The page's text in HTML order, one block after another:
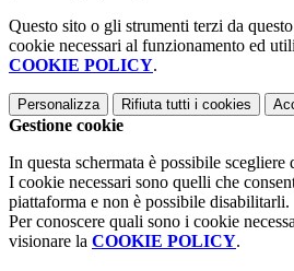
Questo sito o gli strumenti terzi da
cookie necessari al funzionamento ed
COOKIE POLICY.
Personalizza Rifiuta tutti i cookies
Gestione cookie
In questa schermata è possibile
I cookie necessari sono quelli che
piattaforma e non è possibile disabilitarli.
Per conoscere quali sono i cookie
visionare la COOKIE POLICY.